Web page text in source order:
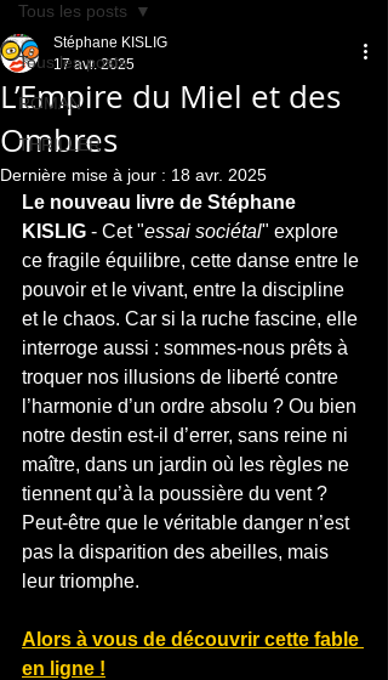
Tous les posts
ROMAN
THRILLER
Tous les posts
L’Empire du Miel et des
Ombres
Stéphane KISLIG
17 avr. 2025
Dernière mise à jour : 18 avr. 2025
Le nouveau livre de Stéphane
KISLIG - Cet "essai sociétal" explore
ce fragile équilibre, cette danse entre le
pouvoir et le vivant, entre la discipline
et le chaos. Car si la ruche fascine, elle
interroge aussi : sommes-nous prêts à
troquer nos illusions de liberté contre
l’harmonie d’un ordre absolu ? Ou bien
notre destin est-il d’errer, sans reine ni
maître, dans un jardin où les règles ne
tiennent qu’à la poussière du vent ?
Peut-être que le véritable danger n’est
pas la disparition des abeilles, mais
leur triomphe.
Alors à vous de découvrir cette fable
en ligne !